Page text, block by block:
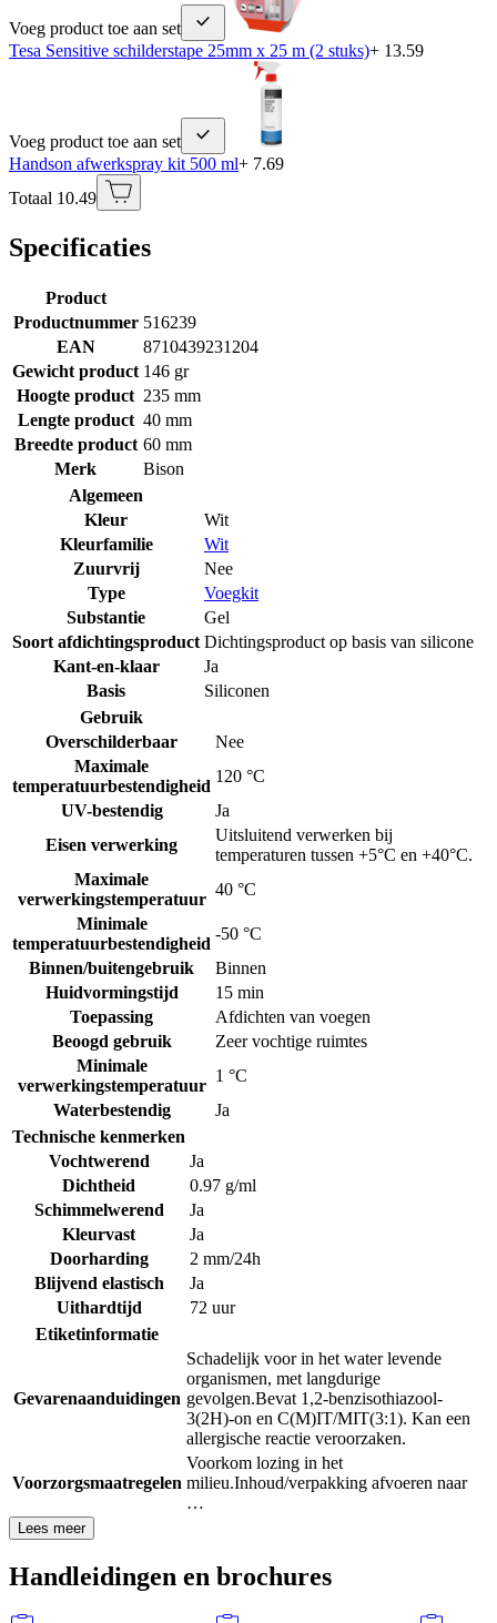
Voeg product toe aan set
Tesa Sensitive schilderstape 25mm x 25 m (2 stuks)+ 13.59
Voeg product toe aan set
Handson afwerkspray kit 500 ml+ 7.69
Totaal 10.49
Specificaties
Product
Productnummer 516239
EAN
8710439231204
Gewicht product 146 gr
Hoogte product 235 mm
Lengte product 40 mm
Breedte product 60 mm
Merk
Bison
Algemeen
Kleur
Wit
Kleurfamilie
Wit
Zuurvrij
Nee
Type
Voegkit
Substantie
Gel
Soort afdichtingsproduct Dichtingsproduct op basis van silicone
Kant-en-klaar
Ja
Basis
Siliconen
Gebruik
Overschilderbaar
Nee
Maximale
temperatuurbestendigheid
120 °C
UV-bestendig
Ja
Eisen verwerking
Uitsluitend verwerken bij
temperaturen tussen +5°C en +40°C.
Maximale
verwerkingstemperatuur
40 °C
Minimale
temperatuurbestendigheid
-50 °C
Binnen/buitengebruik
Binnen
Huidvormingstijd
15 min
Toepassing
Afdichten van voegen
Beoogd gebruik
Zeer vochtige ruimtes
Minimale
verwerkingstemperatuur
1 °C
Waterbestendig
Ja
Technische kenmerken
Vochtwerend
Ja
Dichtheid
0.97 g/ml
Schimmelwerend
Ja
Kleurvast
Ja
Doorharding
2 mm/24h
Blijvend elastisch
Ja
Uithardtijd
72 uur
Etiketinformatie
Gevarenaanduidingen
Schadelijk voor in het water levende
organismen, met langdurige
gevolgen.Bevat 1,2-benzisothiazool-
3(2H)-on en C(M)IT/MIT(3:1). Kan een
allergische reactie veroorzaken.
Voorzorgsmaatregelen
Voorkom lozing in het
milieu.Inhoud/verpakking afvoeren naar
…
Lees meer
Handleidingen en brochures